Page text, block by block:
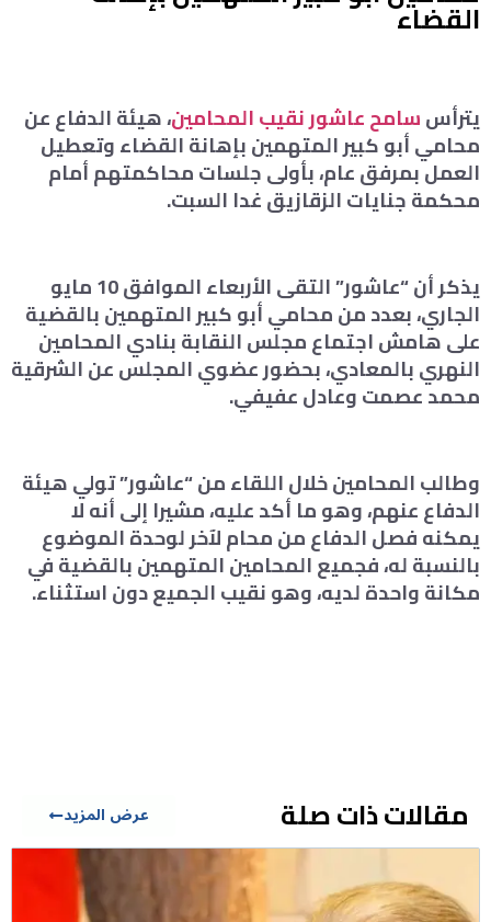
القضاء
يترأسسامح عاشور نقيب المحامين، هيئة الدفاع عن
محامي أبو كبير المتهمين بإهانة القضاء وتعطيل
العمل بمرفق عام، بأولى جلسات محاكمتهم أمام
محكمة جنايات الزقازيق غدا السبت.
يذكر أن “عاشور” التقى الأربعاء الموافق 10 مايو
الجاري، بعدد من محامي أبو كبير المتهمين بالقضية
على هامش اجتماع مجلس النقابة بنادي المحامين
النهري بالمعادي، بحضور عضوي المجلس عن الشرقية
محمد عصمت وعادل عفيفي.
وطالب المحامين خلال اللقاء من “عاشور” تولي هيئة
الدفاع عنهم، وهو ما أكد عليه، مشيرا إلى أنه لا
يمكنه فصل الدفاع من محام لآخر لوحدة الموضوع
بالنسبة له، فجميع المحامين المتهمين بالقضية في
مكانة واحدة لديه، وهو نقيب الجميع دون استثناء.
مقالات ذات صلة عرض المزيد